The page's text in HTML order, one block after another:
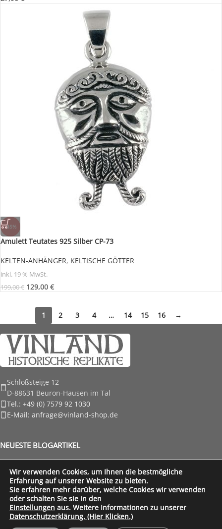
-35%
Amulett Teutates 925 Silber CP-73
KELTEN-ANHÄNGER, KELTISCHE GÖTTER
inkl. 19 % MwSt.
199,00€ 129,00 €
1 2 3 4 … 14 15 16 →
Schloßsteige 12
D-88631 Beuron-Hausen im Tal
Tel.: +49 (0) 7579 92 1030
E-Mail: anfrage@vinland-shop.de
NEUESTE BLOGARTIKEL
FÜR UNSERE KUNDEN
Vinland Shop Created byWordpressagentur
Wir verwenden Cookies, um Ihnen die bestmögliche
Erfahrung auf unserer Website zu bieten.
Sie erfahren mehr darüber, welche Cookies wir verwenden
oder schalten Sie sie in den
Einstellungen aus. Weitere Informationen zu unserer
Datenschutzerklärung. (Hier Klicken.)